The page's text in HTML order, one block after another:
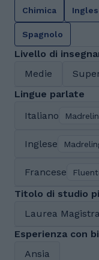
Chimica
Spagnolo
Livello di
Medie
Lingue parlate
Italiano
Inglese
Francese
Titolo di studio
Laurea
Esperienza con
Ansia